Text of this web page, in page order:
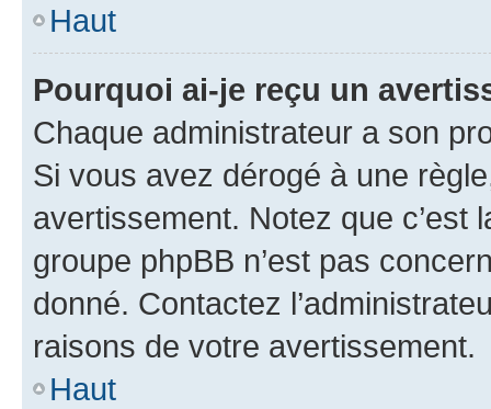
Haut
Pourquoi ai-je reçu un
Chaque administrateur a son
Si vous avez dérogé à une
avertissement. Notez que c’est
groupe phpBB n’est pas
donné. Contactez
raisons de votre avertissement.
Haut